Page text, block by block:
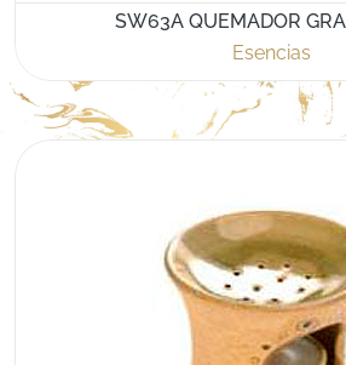
SW63A QUEMADOR
Esencias